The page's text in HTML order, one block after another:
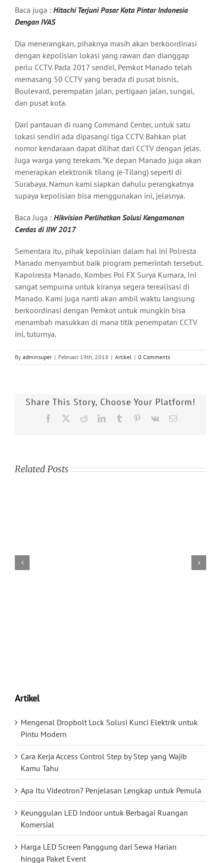
Baca juga : Hitachi Terjuni Pasar Kota Pintar Indonesia
Dengan IVAS
Dia menerangkan, pihaknya masih akan berkoordinasi
dengan kepolisian lokasi yang rawan dan dianggap
perlu CCTV. Pada 2017 sendiri, Pemkot Manado telah
memasang 50 CCTV yang berada di pusat bisnis,
Boulevard, perempatan jalan, pertigaan jalan, sungai,
dan pusat kota.
Dari pantauan di ruang Command Center, untuk satu
lokasi sendiri ada dipasangi tiga CCTV. Bahkan plat
nomor kendaraan dapat dilihat dari CCTV dengan jelas.
Juga warga yang terekam. ”Ke depan Manado juga akan
menerapkan elektronik tilang (e-Tilang) seperti di
Surabaya. Namun kami siapkan dahulu perangkatnya
supaya kepolisian bisa menggunakan ini, jelasnya.
Baca Juga : Hikvision Perlihatkan Solusi Kengamanan
Cerdas di IIW 2017
Sementara itu, pihak kepolisian dalam hal ini Polresta
Manado menyambut baik program pemerintah tersebut.
Kapolresta Manado, Kombes Pol FX Surya Kumara, Ini
sangat sempurna untuk kiranya segera terealisasi di
Manado. Kami juga nanti akan ambil waktu langsung
berkoordinasi dengan Pemkot untuk mungkin bisa
menambah masukkan di mana titik penempatan CCTV
ini, tuturnya.
By adminsuper | Februari 19th, 2018 | Artikel | 0 Comments
Share This Story, Choose Your Platform!
Facebook RedditLinkedInTumblr Pinterest
Vk Email
Related Posts
Artikel
Mengenal Dropbolt Lock Solusi Kunci Elektrik untuk
Pintu Modern
Cara Kerja Access Control Step by Step yang Wajib
Kamu Tahu
Apa Itu Videotron? Penjelasan Lengkap untuk Pemula
Keunggulan LED Indoor untuk Berbagai Ruangan
Komersial
Harga LED Screen Panggung dari Sewa Harian
hingga Paket Event